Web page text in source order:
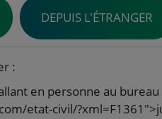
DEPUIS L'ÉTRANGER
:
en personne au
etat-civil/